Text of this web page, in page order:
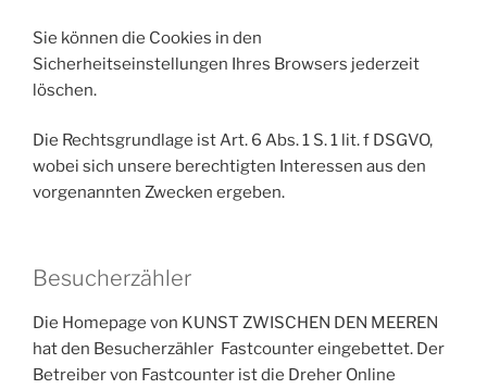
Sie können die Cookies in den
Sicherheitseinstellungen Ihres Browsers jederzeit
löschen.
Die Rechtsgrundlage ist Art. 6 Abs. 1 S. 1 lit. f DSGVO,
wobei sich unsere berechtigten Interessen aus den
vorgenannten Zwecken ergeben.
Besucherzähler
Die Homepage von KUNST ZWISCHEN DEN MEEREN
hat den Besucherzähler Fastcounter eingebettet. Der
Betreiber von Fastcounter ist die Dreher Online